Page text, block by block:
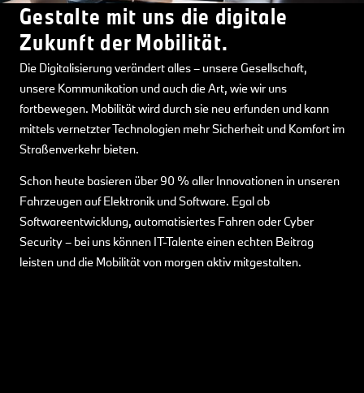
Gestalte mit uns die digitale
Zukunft der Mobilität.
Die Digitalisierung verändert alles – unsere Gesellschaft,
unsere Kommunikation und auch die Art, wie wir uns
fortbewegen. Mobilität wird durch sie neu erfunden und kann
mittels vernetzter Technologien mehr Sicherheit und Komfort im
Straßenverkehr bieten.
Schon heute basieren über 90 % aller Innovationen in unseren
Fahrzeugen auf Elektronik und Software. Egal ob
Softwareentwicklung, automatisiertes Fahren oder Cyber
Security – bei uns können IT-Talente einen echten Beitrag
leisten und die Mobilität von morgen aktiv mitgestalten.